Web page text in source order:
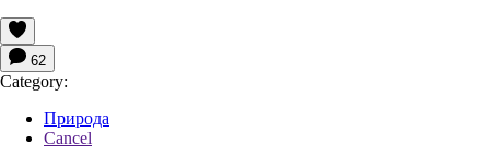
62
Category:
Природа
Cancel